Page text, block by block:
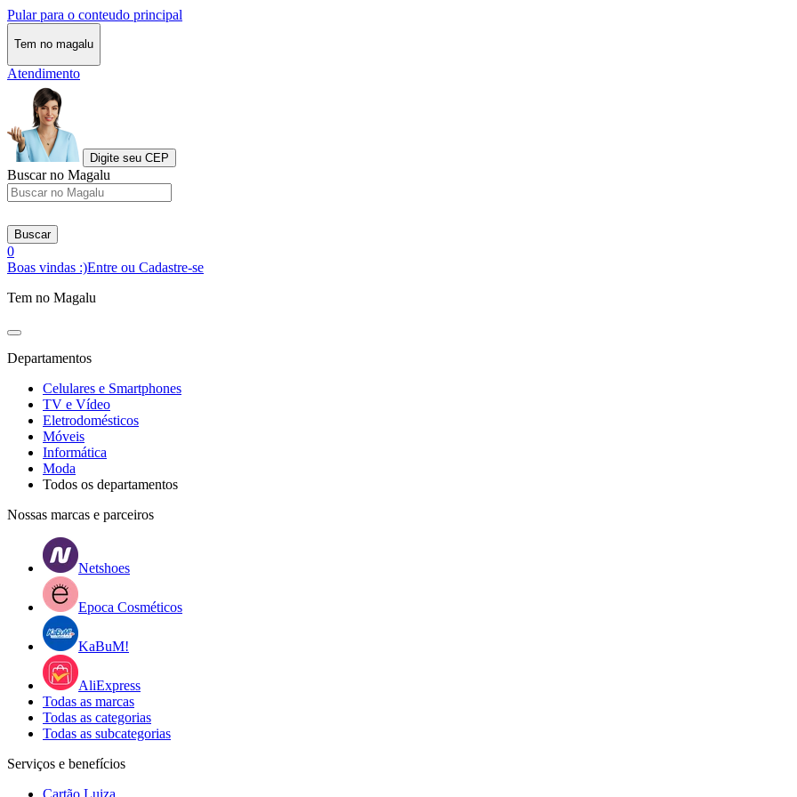
Pular para o conteudo principal
Tem no magalu
Atendimento
Digite seu CEP
Buscar no Magalu
Buscar
0
Boas vindas :)Entre ou Cadastre-se
Tem no Magalu
Departamentos
Celulares e Smartphones
TV e Vídeo
Eletrodomésticos
Móveis
Informática
Moda
Todos os departamentos
Nossas marcas e parceiros
Netshoes
Epoca Cosméticos
KaBuM!
AliExpress
Todas as marcas
Todas as categorias
Todas as subcategorias
Serviços e benefícios
Cartão Luiza